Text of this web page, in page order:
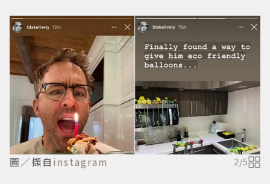
圖／擷自 instagram 2/5